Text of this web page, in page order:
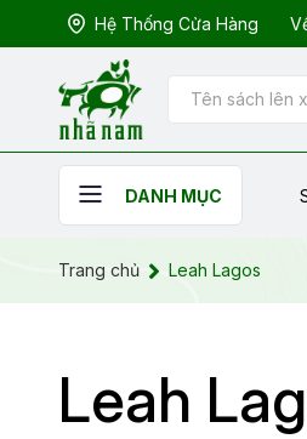
Hệ Thống Cửa Hàng
DANH MỤC
Trang chủ Leah Lagos
Leah